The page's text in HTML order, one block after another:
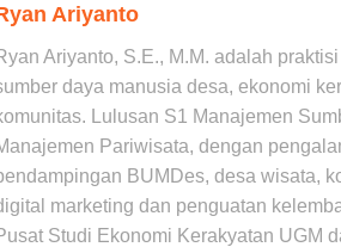
Ariyanto
Ariyanto, S.E., M.M. adalah
daya manusia desa, ekonomi
Lulusan S1 Manajemen
Pariwisata, dengan
BUMDes, desa wisata,
marketing dan penguatan
Studi Ekonomi Kerakyatan UGM